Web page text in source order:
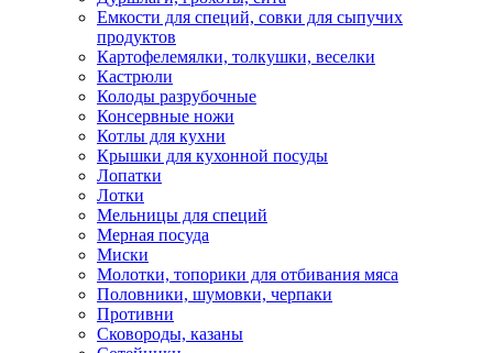
Емкости для специй, совки для сыпучих
продуктов
Картофелемялки, толкушки, веселки
Кастрюли
Колоды разрубочные
Консервные ножи
Котлы для кухни
Крышки для кухонной посуды
Лопатки
Лотки
Мельницы для специй
Мерная посуда
Миски
Молотки, топорики для отбивания мяса
Половники, шумовки, черпаки
Противни
Сковороды, казаны